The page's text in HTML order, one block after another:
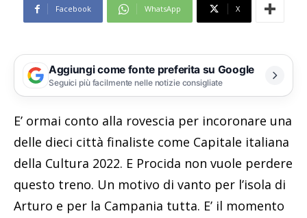
Facebook WhatsApp X
Aggiungi come fonte preferita su Google
Seguici più facilmente nelle notizie consigliate
E’ ormai conto alla rovescia per incoronare una
delle dieci città finaliste come Capitale italiana
della Cultura 2022. E Procida non vuole perdere
questo treno. Un motivo di vanto per l’isola di
Arturo e per la Campania tutta. E’ il momento